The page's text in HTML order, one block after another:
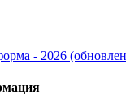
- 2026